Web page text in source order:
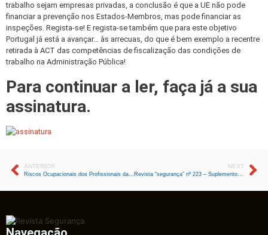
trabalho sejam empresas privadas, a conclusão é que a UE não pode
financiar a prevenção nos Estados-Membros, mas pode financiar as
inspeções. Regista-se! E regista-se também que para este objetivo
Portugal já está a avançar… às arrecuas, do que é bem exemplo a recentre
retirada à ACT das competências de fiscalização das condições de
trabalho na Administração Pública!
Para continuar a ler, faça já a sua
assinatura.
ANTERIOR
Riscos Ocupacionais dos Profissionais da Aviação
NEXT
Revista “segurança” nº 223 – Suplemento Especial VDS 2107